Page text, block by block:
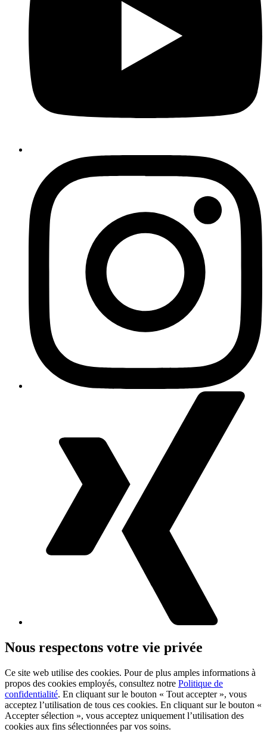
Nous respectons votre vie privée
Ce site web utilise des cookies. Pour de plus amples informations à
propos des cookies employés, consultez notre Politique de
confidentialité. En cliquant sur le bouton « Tout accepter », vous
acceptez l’utilisation de tous ces cookies. En cliquant sur le bouton «
Accepter sélection », vous acceptez uniquement l’utilisation des
cookies aux fins sélectionnées par vos soins.